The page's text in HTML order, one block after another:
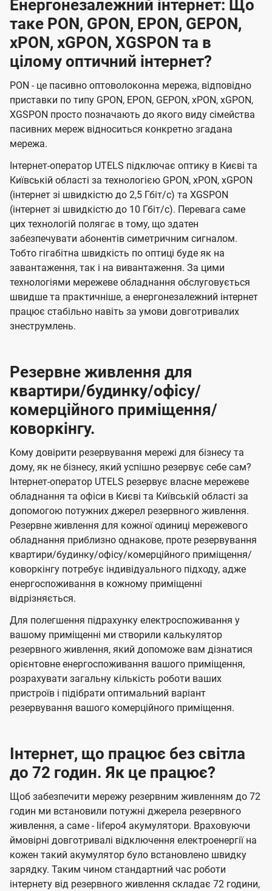
Енергонезалежний інтернет: Що
таке PON, GPON, EPON, GEPON,
xPON, xGPON, XGSPON та в
цілому оптичний інтернет?
PON - це пасивно оптоволоконна мережа, відповідно
приставки по типу GPON, EPON, GEPON, xPON, xGPON,
XGSPON просто позначають до якого виду сімейства
пасивних мереж відноситься конкретно згадана
мережа.
Інтернет-оператор UTELS підключає оптику в Києві та
Київській області за технологією GPON, xPON, xGPON
(інтернет зі швидкістю до 2,5 Гбіт/с) та XGSPON
(інтернет зі швидкістю до 10 Гбіт/с). Перевага саме
цих технологій полягає в тому, що здатен
забезпечувати абонентів симетричним сигналом.
Тобто гігабітна швидкість по оптиці буде як на
завантаження, так і на вивантаження. За цими
технологіями мережеве обладнання обслуговується
швидше та практичніше, а енергонезалежний інтернет
працює стабільно навіть за умови довготривалих
знеструмлень.
Резервне живлення для
квартири/будинку/офісу/
комерційного приміщення/
коворкінгу.
Кому довірити резервування мережі для бізнесу та
дому, як не бізнесу, який успішно резервує себе сам?
Інтернет-оператор UTELS резервує власне мережеве
обладнання та офіси в Києві та Київській області за
допомогою потужних джерел резервного живлення.
Резервне живлення для кожної одиниці мережевого
обладнання приблизно однакове, проте резервування
квартири/будинку/офісу/комерційного приміщення/
коворкінгу потребує індивідуального підходу, адже
енергоспоживання в кожному приміщенні
відрізняється.
Для полегшення підрахунку електроспоживання у
вашому приміщенні ми створили калькулятор
резервного живлення, який допоможе вам дізнатися
орієнтовне енергоспоживання вашого приміщення,
розрахувати загальну кількість роботи ваших
пристроїв і підібрати оптимальний варіант
резервування вашого комерційного приміщення.
Інтернет, що працює без світла
до 72 годин. Як це працює?
Щоб забезпечити мережу резервним живленням до 72
годин ми встановили потужні джерела резервного
живлення, а саме - lifepo4 акумулятори. Враховуючи
ймовірні довготривалі відключення електроенергії на
кожен такий акумулятор було встановлено швидку
зарядку. Таким чином стандартний час роботи
інтернету від резервного живлення складає 72 години,